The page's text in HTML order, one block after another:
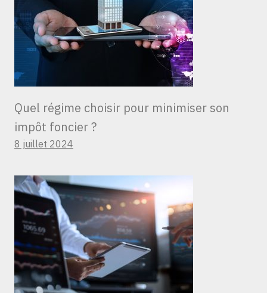
Quel régime choisir pour minimiser son
impôt foncier ?
8 juillet 2024